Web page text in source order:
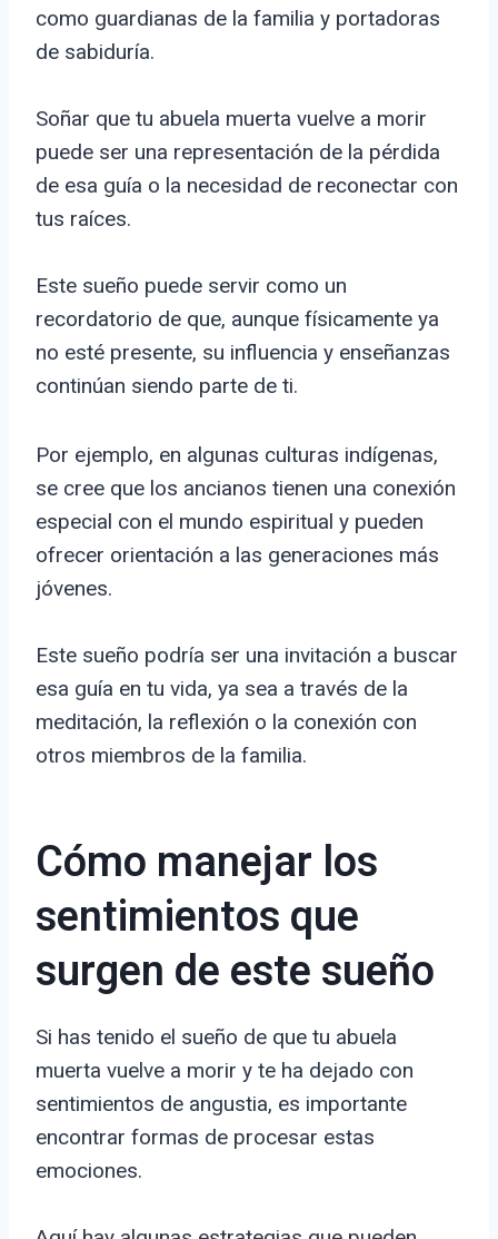
como guardianas de la familia y portadoras
de sabiduría.
Soñar que tu abuela muerta vuelve a morir
puede ser una representación de la pérdida
de esa guía o la necesidad de reconectar con
tus raíces.
Este sueño puede servir como un
recordatorio de que, aunque físicamente ya
no esté presente, su influencia y enseñanzas
continúan siendo parte de ti.
Por ejemplo, en algunas culturas indígenas,
se cree que los ancianos tienen una conexión
especial con el mundo espiritual y pueden
ofrecer orientación a las generaciones más
jóvenes.
Este sueño podría ser una invitación a buscar
esa guía en tu vida, ya sea a través de la
meditación, la reflexión o la conexión con
otros miembros de la familia.
Cómo manejar los
sentimientos que
surgen de este sueño
Si has tenido el sueño de que tu abuela
muerta vuelve a morir y te ha dejado con
sentimientos de angustia, es importante
encontrar formas de procesar estas
emociones.